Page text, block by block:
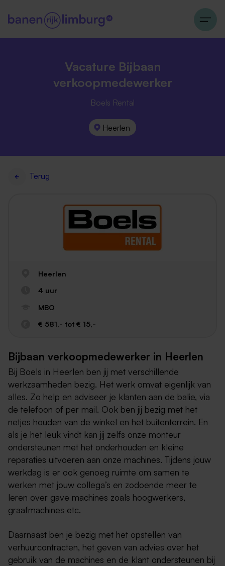
Vacature Bijbaan
verkoopmedewerker
Boels Rental
Heerlen
Terug
Heerlen
4 uur
MBO
€ 581,- tot € 15,-
Bijbaan verkoopmedewerker in Heerlen
Bij Boels in Heerlen ben jij met verschillende
werkzaamheden bezig. Het werk omvat eigenlijk van
alles. Zo help en adviseer je klanten aan de balie, via
de telefoon of per mail. Ook ben jij bezig met het
netjes houden van de winkel en het buitenterrein. En
als je het leuk vindt kan jij zelfs onze monteur
ondersteunen met het onderhouden en kleine
reparaties uitvoeren aan onze machines. Tijdens jouw
werkdag is er ook genoeg ruimte om samen te
werken met jouw collega’s en zodoende meer te
leren over gave machines zoals hoogwerkers,
graafmachines etc.
Daarnaast ben je bezig met het opstellen van
verhuurcontracten, het geven van advies over het
gebruik van de machines en de klant ondersteunen bij